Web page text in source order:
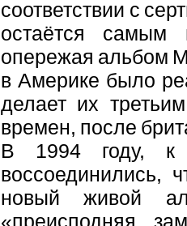
соответствии с
остаётся
опережая альбом
в Америке было
делает их
времен, после
В 1994 году, к
воссоединились,
новый живой
«преисподняя